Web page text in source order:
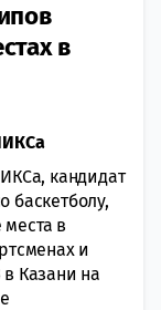
в
кандидат
баскетболу,
в
и
Казани на